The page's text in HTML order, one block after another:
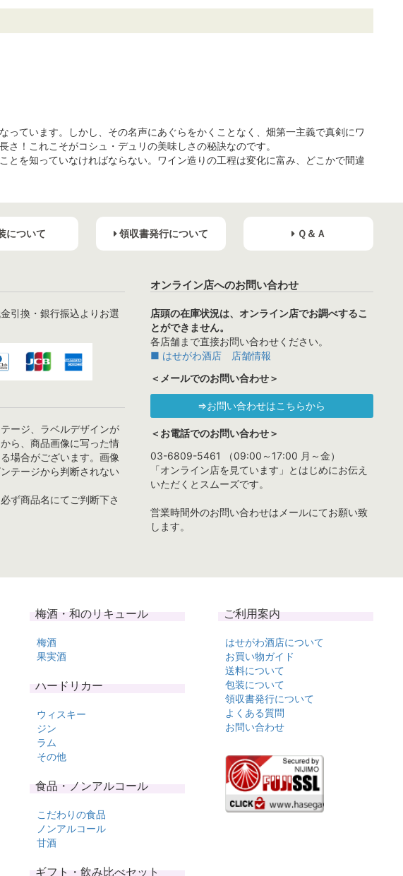
ています。しかし、その名声にあぐらをかくことなく、畑第一主義で真剣にワ
！これこそがコシュ・デュリの美味しさの秘訣なのです。
を知っていなければならない。ワイン造りの工程は変化に富み、どこかで間違
について 領収書発行について Ｑ＆Ａ
引換・銀行振込よりお選
ージ、ラベルデザインが
ら、商品画像に写った情
場合がございます。画像
テージから判断されない
ず商品名にてご判断下さ
オンライン店へのお問い合わせ
店頭の在庫状況は、オンライン店でお調べするこ
とができません。
各店舗まで直接お問い合わせください。
■ はせがわ酒店 店舗情報
＜メールでのお問い合わせ＞
⇒お問い合わせはこちらから
＜お電話でのお問い合わせ＞
03-6809-5461 （09:00～17:00 月～金）
「オンライン店を見ています」とはじめにお伝え
いただくとスムーズです。
営業時間外のお問い合わせはメールにてお願い致
します。
梅酒・和のリキュール
梅酒
果実酒
ハードリカー
ウィスキー
ジン
ラム
その他
食品・ノンアルコール
こだわりの食品
ノンアルコール
甘酒
ギフト・飲み比べセット
ご利用案内
はせがわ酒店について
お買い物ガイド
送料について
包装について
領収書発行について
よくある質問
お問い合わせ